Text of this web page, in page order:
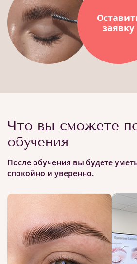
заявку
Что вы сможете
обучения
После обучения вы будете
спокойно и уверенно.